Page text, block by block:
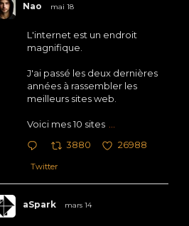
Nao mai 18
L'internet est un endroit
magnifique.
J'ai passé les deux dernières
années à rassembler les
meilleurs sites web.
Voici mes 10 sites
3880 26988
Twitter
aSpark mars 14